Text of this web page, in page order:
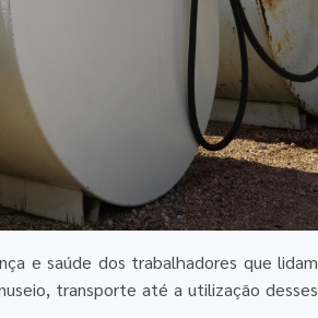
e saúde dos trabalhadores que lidam
transporte até a utilização desses